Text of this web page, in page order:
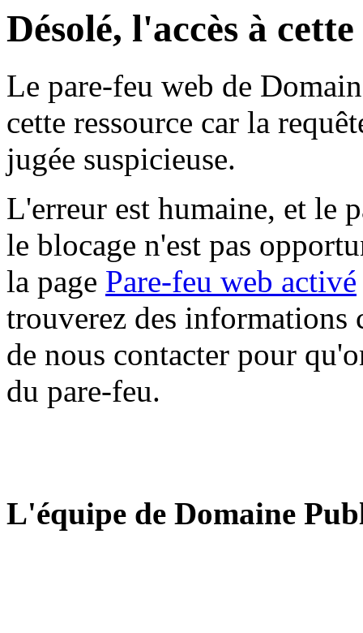
Désolé, l'accès à
Le pare-feu web de
cette ressource car la
jugée suspicieuse.
L'erreur est humaine, et le
le blocage n'est pas
la page Pare-feu web activé
trouverez des informations
de nous contacter pour
du pare-feu.
L'équipe de Domaine